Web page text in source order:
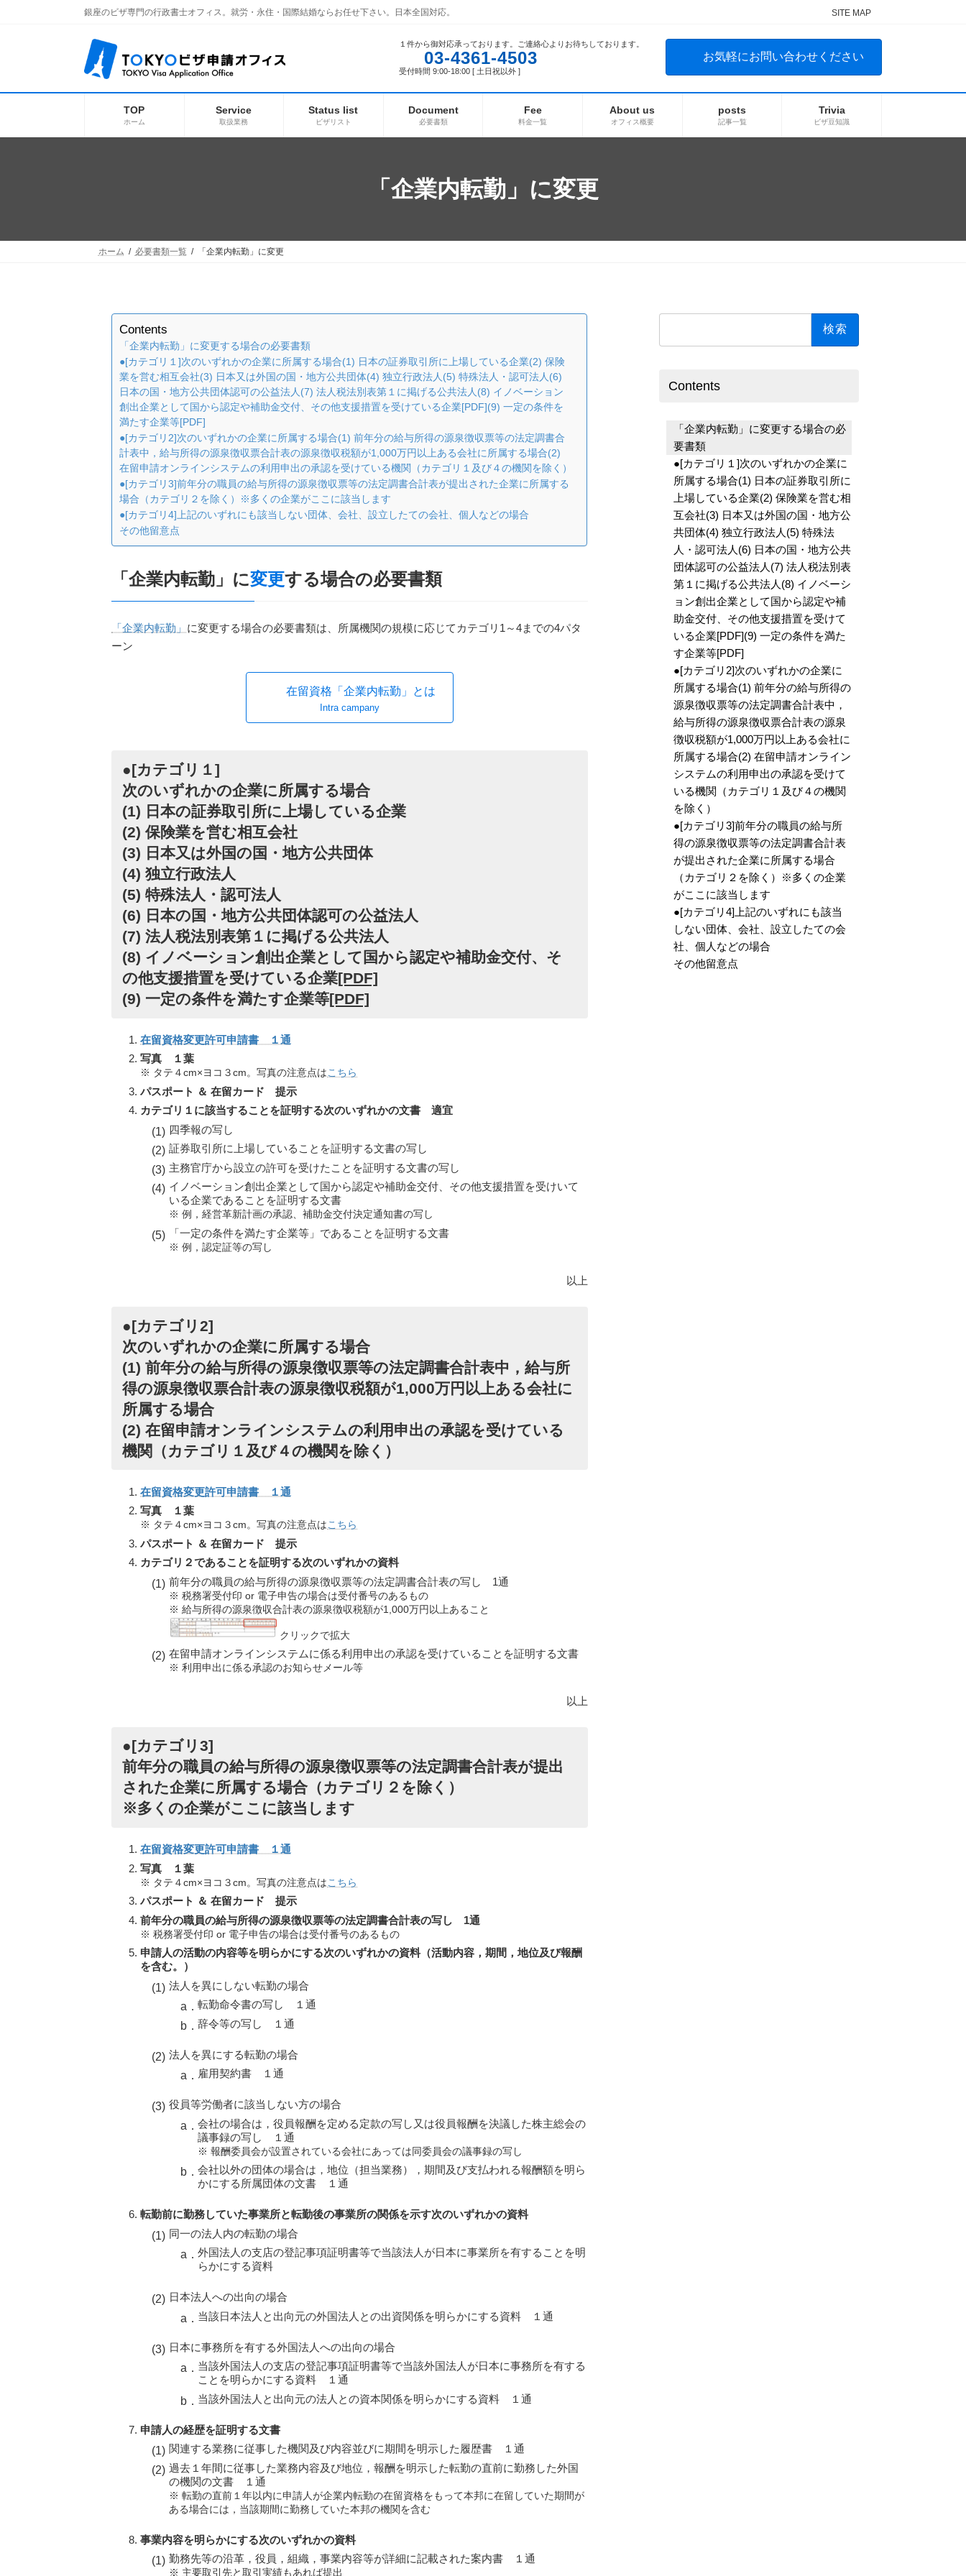
銀座のビザ専門の行政書士オフィス。就労・永住・国際結婚ならお任せ下さい。日本全国対応。 SITE MAP
１件から御対応承っております。ご連絡心よりお待ちしております。
03-4361-4503
受付時間 9:00-18:00 [ 土日祝以外 ]
お気軽にお問い合わせください
TOP
ホーム
Service
取扱業務
Status list
ビザリスト
Document
必要書類
Fee
料金一覧
About us
オフィス概要
posts
記事一覧
Trivia
ビザ豆知識
「企業内転勤」に変更
ホーム 必要書類一覧 「企業内転勤」に変更
Contents
「企業内転勤」に変更する場合の必要書類
●[カテゴリ１]次のいずれかの企業に所属する場合(1) 日本の証券取引所に上場している企業(2) 保険
業を営む相互会社(3) 日本又は外国の国・地方公共団体(4) 独立行政法人(5) 特殊法人・認可法人(6)
日本の国・地方公共団体認可の公益法人(7) 法人税法別表第１に掲げる公共法人(8) イノベーション
創出企業として国から認定や補助金交付、その他支援措置を受けている企業[PDF](9) 一定の条件を
満たす企業等[PDF]
●[カテゴリ2]次のいずれかの企業に所属する場合(1) 前年分の給与所得の源泉徴収票等の法定調書合
計表中，給与所得の源泉徴収票合計表の源泉徴収税額が1,000万円以上ある会社に所属する場合(2)
在留申請オンラインシステムの利用申出の承認を受けている機関（カテゴリ１及び４の機関を除く）
●[カテゴリ3]前年分の職員の給与所得の源泉徴収票等の法定調書合計表が提出された企業に所属する
場合（カテゴリ２を除く）※多くの企業がここに該当します
●[カテゴリ4]上記のいずれにも該当しない団体、会社、設立したての会社、個人などの場合
その他留意点
「企業内転勤」に変更する場合の必要書類
「企業内転勤」 に変更する場合の必要書類は、所属機関の規模に応じてカテゴリ1～4までの4パタ
ーン
在留資格「企業内転勤」とは
Intra campany
●[カテゴリ１]
次のいずれかの企業に所属する場合
(1) 日本の証券取引所に上場している企業
(2) 保険業を営む相互会社
(3) 日本又は外国の国・地方公共団体
(4) 独立行政法人
(5) 特殊法人・認可法人
(6) 日本の国・地方公共団体認可の公益法人
(7) 法人税法別表第１に掲げる公共法人
(8) イノベーション創出企業として国から認定や補助金交付、そ
の他支援措置を受けている企業[PDF]
(9) 一定の条件を満たす企業等[PDF]
在留資格変更許可申請書 １通
写真 １葉
※ タテ４cm×ヨコ３cm。写真の注意点はこちら
パスポート ＆ 在留カード 提示
カテゴリ１に該当することを証明する次のいずれかの文書 適宜
四季報の写し
証券取引所に上場していることを証明する文書の写し
主務官庁から設立の許可を受けたことを証明する文書の写し
イノベーション創出企業として国から認定や補助金交付、その他支援措置を受けいて
いる企業であることを証明する文書
※ 例，経営革新計画の承認、補助金交付決定通知書の写し
「一定の条件を満たす企業等」であることを証明する文書
※ 例，認定証等の写し
以上
●[カテゴリ2]
次のいずれかの企業に所属する場合
(1) 前年分の給与所得の源泉徴収票等の法定調書合計表中，給与所
得の源泉徴収票合計表の源泉徴収税額が1,000万円以上ある会社に
所属する場合
(2) 在留申請オンラインシステムの利用申出の承認を受けている
機関（カテゴリ１及び４の機関を除く）
在留資格変更許可申請書 １通
写真 １葉
※ タテ４cm×ヨコ３cm。写真の注意点はこちら
パスポート ＆ 在留カード 提示
カテゴリ２であることを証明する次のいずれかの資料
前年分の職員の給与所得の源泉徴収票等の法定調書合計表の写し 1通
※ 税務署受付印 or 電子申告の場合は受付番号のあるもの
※ 給与所得の源泉徴収合計表の源泉徴収税額が1,000万円以上あること
クリックで拡大
在留申請オンラインシステムに係る利用申出の承認を受けていることを証明する文書
※ 利用申出に係る承認のお知らせメール等
以上
●[カテゴリ3]
前年分の職員の給与所得の源泉徴収票等の法定調書合計表が提出
された企業に所属する場合（カテゴリ２を除く）
※多くの企業がここに該当します
在留資格変更許可申請書 １通
写真 １葉
※ タテ４cm×ヨコ３cm。写真の注意点はこちら
パスポート ＆ 在留カード 提示
前年分の職員の給与所得の源泉徴収票等の法定調書合計表の写し 1通
※ 税務署受付印 or 電子申告の場合は受付番号のあるもの
申請人の活動の内容等を明らかにする次のいずれかの資料（活動内容，期間，地位及び報酬
を含む。）
法人を異にしない転勤の場合
転勤命令書の写し １通
辞令等の写し １通
法人を異にする転勤の場合
雇用契約書 １通
役員等労働者に該当しない方の場合
会社の場合は，役員報酬を定める定款の写し又は役員報酬を決議した株主総会の
議事録の写し １通
※ 報酬委員会が設置されている会社にあっては同委員会の議事録の写し
会社以外の団体の場合は，地位（担当業務），期間及び支払われる報酬額を明ら
かにする所属団体の文書 １通
転勤前に勤務していた事業所と転勤後の事業所の関係を示す次のいずれかの資料
同一の法人内の転勤の場合
外国法人の支店の登記事項証明書等で当該法人が日本に事業所を有することを明
らかにする資料
日本法人への出向の場合
当該日本法人と出向元の外国法人との出資関係を明らかにする資料 １通
日本に事務所を有する外国法人への出向の場合
当該外国法人の支店の登記事項証明書等で当該外国法人が日本に事務所を有する
ことを明らかにする資料 １通
当該外国法人と出向元の法人との資本関係を明らかにする資料 １通
申請人の経歴を証明する文書
関連する業務に従事した機関及び内容並びに期間を明示した履歴書 １通
過去１年間に従事した業務内容及び地位，報酬を明示した転勤の直前に勤務した外国
の機関の文書 １通
※ 転勤の直前１年以内に申請人が企業内転勤の在留資格をもって本邦に在留していた期間が
ある場合には，当該期間に勤務していた本邦の機関を含む
事業内容を明らかにする次のいずれかの資料
勤務先等の沿革，役員，組織，事業内容等が詳細に記載された案内書 １通
※ 主要取引先と取引実績もあれば提出
検
Contents
「企業内転勤」に変更する場合の必
要書類
●[カテゴリ１]次のいずれかの企業に
所属する場合(1) 日本の証券取引所に
上場している企業(2) 保険業を営む相
互会社(3) 日本又は外国の国・地方公
共団体(4) 独立行政法人(5) 特殊法
人・認可法人(6) 日本の国・地方公共
団体認可の公益法人(7) 法人税法別表
第１に掲げる公共法人(8) イノベーシ
ョン創出企業として国から認定や補
助金交付、その他支援措置を受けて
いる企業[PDF](9) 一定の条件を満た
す企業等[PDF]
●[カテゴリ2]次のいずれかの企業に
所属する場合(1) 前年分の給与所得の
源泉徴収票等の法定調書合計表中，
給与所得の源泉徴収票合計表の源泉
徴収税額が1,000万円以上ある会社に
所属する場合(2) 在留申請オンライン
システムの利用申出の承認を受けて
いる機関（カテゴリ１及び４の機関
を除く）
●[カテゴリ3]前年分の職員の給与所
得の源泉徴収票等の法定調書合計表
が提出された企業に所属する場合
（カテゴリ２を除く）※多くの企業
がここに該当します
●[カテゴリ4]上記のいずれにも該当
しない団体、会社、設立したての会
社、個人などの場合
その他留意点